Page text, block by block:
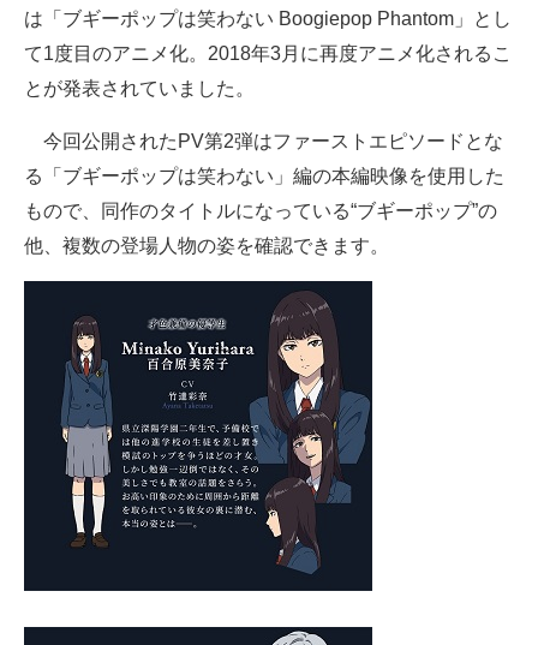
は「ブギーポップは笑わない Boogiepop Phantom」とし
て1度目のアニメ化。2018年3月に再度アニメ化されるこ
とが発表されていました。
今回公開されたPV第2弾はファーストエピソードとな
る「ブギーポップは笑わない」編の本編映像を使用した
もので、同作のタイトルになっている“ブギーポップ”の
他、複数の登場人物の姿を確認できます。